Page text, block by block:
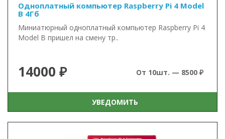
Одноплатный компьютер Raspberry Pi 4 Model
B 4Гб
Миниатюрный одноплатный компьютер Raspberry Pi 4
Model B пришел на смену тр..
14000 ₽ От 10шт. — 8500 ₽
УВЕДОМИТЬ